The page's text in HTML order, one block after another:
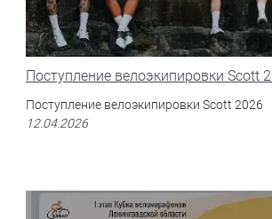
Поступление велоэкипировки Scott
Поступление велоэкипировки Scott 2026
12.04.2026